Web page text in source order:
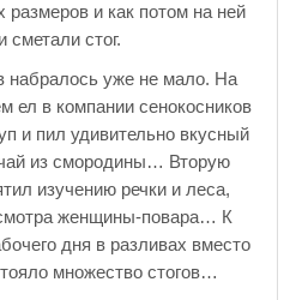
и как потом на ней
сметали стог.
набралось уже не мало. На
ел в компании сенокосников
и пил удивительно вкусный
из смородины… Вторую
изучению речки и леса,
женщины-повара… К
дня в разливах вместо
множество стогов…